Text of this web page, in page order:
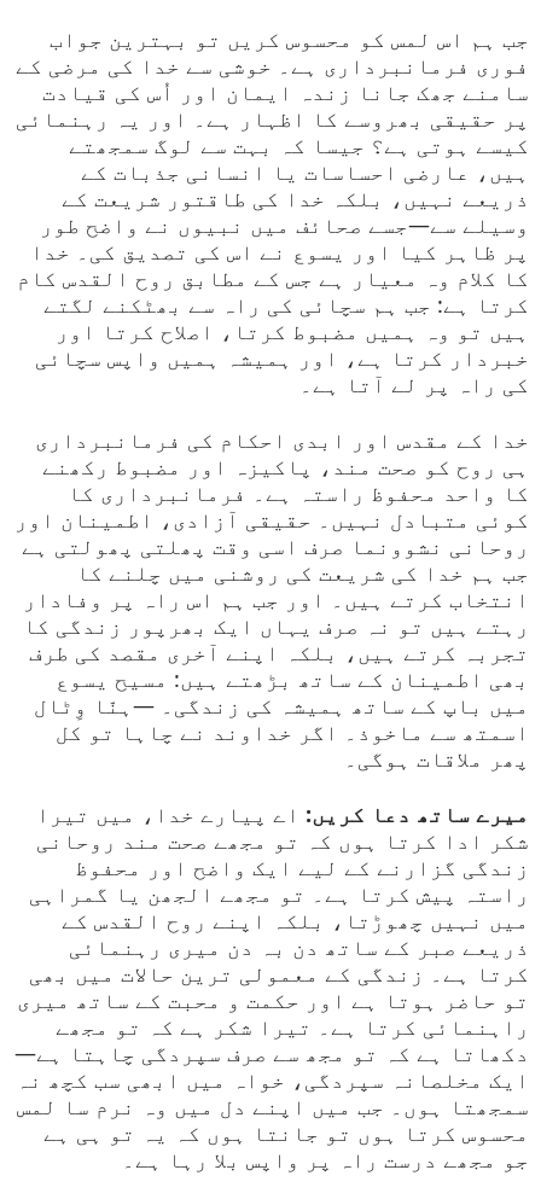
جب ہم اس لمس کو محسوس کریں تو بہترین جواب
فوری فرمانبرداری ہے۔ خوشی سے خدا کی مرضی کے
سامنے جھک جانا زندہ ایمان اور اُس کی قیادت
پر حقیقی بھروسے کا اظہار ہے۔ اور یہ رہنمائی
کیسے ہوتی ہے؟ جیسا کہ بہت سے لوگ سمجھتے
ہیں، عارضی احساسات یا انسانی جذبات کے
ذریعے نہیں، بلکہ خدا کی طاقتور شریعت کے
وسیلے سے—جسے صحائف میں نبیوں نے واضح طور
پر ظاہر کیا اور یسوع نے اس کی تصدیق کی۔ خدا
کا کلام وہ معیار ہے جس کے مطابق روح القدس کام
کرتا ہے: جب ہم سچائی کی راہ سے بھٹکنے لگتے
ہیں تو وہ ہمیں مضبوط کرتا، اصلاح کرتا اور
خبردار کرتا ہے، اور ہمیشہ ہمیں واپس سچائی
کی راہ پر لے آتا ہے۔
خدا کے مقدس اور ابدی احکام کی فرمانبرداری
ہی روح کو صحت مند، پاکیزہ اور مضبوط رکھنے
کا واحد محفوظ راستہ ہے۔ فرمانبرداری کا
کوئی متبادل نہیں۔ حقیقی آزادی، اطمینان اور
روحانی نشوونما صرف اسی وقت پھلتی پھولتی ہے
جب ہم خدا کی شریعت کی روشنی میں چلنے کا
انتخاب کرتے ہیں۔ اور جب ہم اس راہ پر وفادار
رہتے ہیں تو نہ صرف یہاں ایک بھرپور زندگی کا
تجربہ کرتے ہیں، بلکہ اپنے آخری مقصد کی طرف
بھی اطمینان کے ساتھ بڑھتے ہیں: مسیح یسوع
میں باپ کے ساتھ ہمیشہ کی زندگی۔ —ہنّا وِٹال
اسمتھ سے ماخوذ۔ اگر خداوند نے چاہا تو کل
پھر ملاقات ہوگی۔
میرے ساتھ دعا کریں: اے پیارے خدا، میں تیرا
شکر ادا کرتا ہوں کہ تو مجھے صحت مند روحانی
زندگی گزارنے کے لیے ایک واضح اور محفوظ
راستہ پیش کرتا ہے۔ تو مجھے الجھن یا گمراہی
میں نہیں چھوڑتا، بلکہ اپنے روح القدس کے
ذریعے صبر کے ساتھ دن بہ دن میری رہنمائی
کرتا ہے۔ زندگی کے معمولی ترین حالات میں بھی
تو حاضر ہوتا ہے اور حکمت و محبت کے ساتھ میری
راہنمائی کرتا ہے۔ تیرا شکر ہے کہ تو مجھے
دکھاتا ہے کہ تو مجھ سے صرف سپردگی چاہتا ہے—
ایک مخلصانہ سپردگی، خواہ میں ابھی سب کچھ نہ
سمجھتا ہوں۔ جب میں اپنے دل میں وہ نرم سا لمس
محسوس کرتا ہوں تو جانتا ہوں کہ یہ تو ہی ہے
جو مجھے درست راہ پر واپس بلا رہا ہے۔